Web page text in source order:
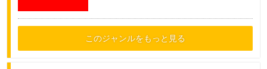
このジャンルをもっと見る